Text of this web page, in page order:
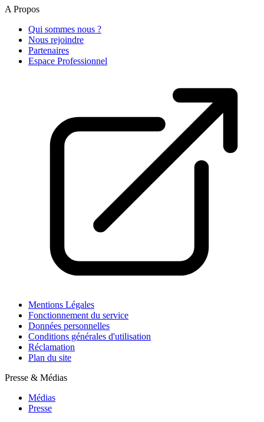
A Propos
Qui sommes nous ?
Nous rejoindre
Partenaires
Espace Professionnel
Mentions Légales
Fonctionnement du service
Données personnelles
Conditions générales d'utilisation
Réclamation
Plan du site
Presse & Médias
Médias
Presse